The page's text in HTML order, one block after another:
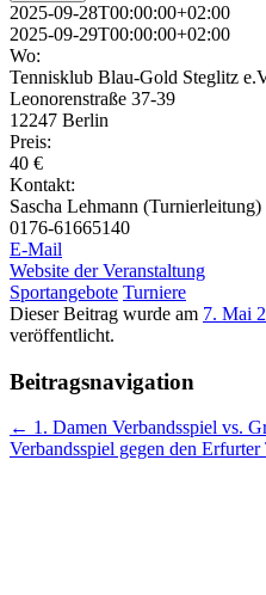
2025-09-28T00:00:00+02:00
2025-09-29T00:00:00+02:00
Wo:
Tennisklub Blau-Gold Steglitz
Leonorenstraße 37-39
12247 Berlin
Preis:
40 €
Kontakt:
Sascha Lehmann (Turnierleitung)
0176-61665140
E-Mail
Website der Veranstaltung
Sportangebote Turniere
Dieser Beitrag wurde am 7. Mai
veröffentlicht.
Beitragsnavigation
← 1. Damen Verbandsspiel vs.
Verbandsspiel gegen den